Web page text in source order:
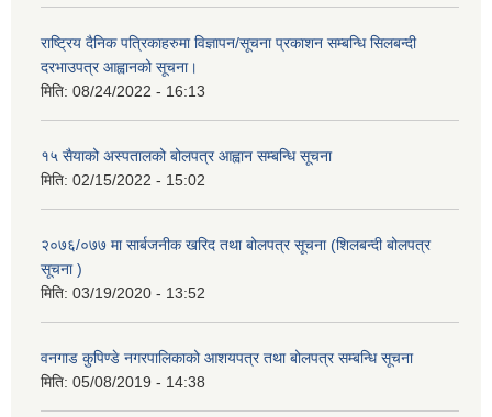
राष्ट्रिय दैनिक पत्रिकाहरुमा विज्ञापन/सूचना प्रकाशन सम्बन्धि सिलबन्दी
दरभाउपत्र आह्वानको सूचना।
मिति: 08/24/2022 - 16:13
१५ सैयाको अस्पतालको बोलपत्र आह्वान सम्बन्धि सूचना
मिति: 02/15/2022 - 15:02
२०७६/०७७ मा सार्बजनीक खरिद तथा बोलपत्र सूचना (शिलबन्दी बोलपत्र
सूचना )
मिति: 03/19/2020 - 13:52
वनगाड कुपिण्डे नगरपालिकाको आशयपत्र तथा बोलपत्र सम्बन्धि सूचना
मिति: 05/08/2019 - 14:38